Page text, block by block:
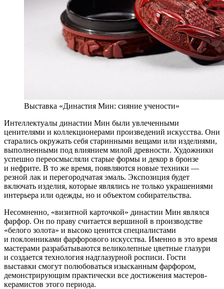
Выставка «Династия Мин: сияние учености»
Интеллектуалы династии Мин были увлеченными
ценителями и коллекционерами произведений искусства. Они
старались окружать себя старинными вещами или изделиями,
выполненными под влиянием милой древности. Художники
успешно переосмысляли старые формы и декор в бронзе
и нефрите. В то же время, появляются новые техники —
резной лак и перегородчатая эмаль. Экспозиция будет
включать изделия, которые являлись не только украшениями
интерьера или одежды, но и объектом собирательства.
Несомненно, «визитной карточкой» династии Мин являлся
фарфор. Он по праву считается вершиной в производстве
«белого золота» и высоко ценится специалистами
и поклонниками фарфорового искусства. Именно в это время
мастерами разрабатываются великолепные цветные глазури
и создается технология надглазурной росписи. Гости
выставки смогут полюбоваться изысканным фарфором,
демонстрирующим практически все достижения мастеров-
керамистов этого периода.